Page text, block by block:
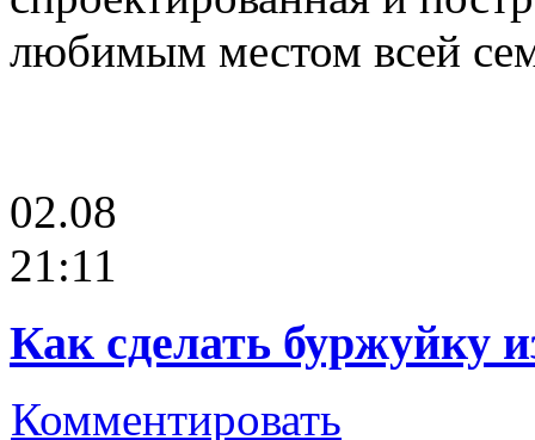
любимым местом всей
02.08
21:11
Как сделать буржуйку
Комментировать